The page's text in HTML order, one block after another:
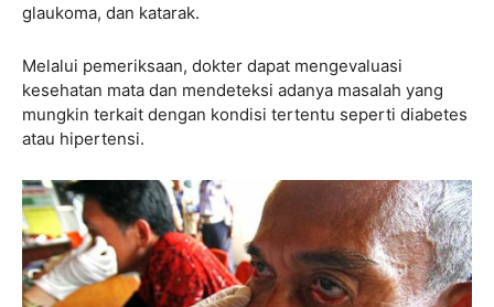
glaukoma, dan katarak.
Melalui pemeriksaan, dokter dapat mengevaluasi
kesehatan mata dan mendeteksi adanya masalah yang
mungkin terkait dengan kondisi tertentu seperti diabetes
atau hipertensi.